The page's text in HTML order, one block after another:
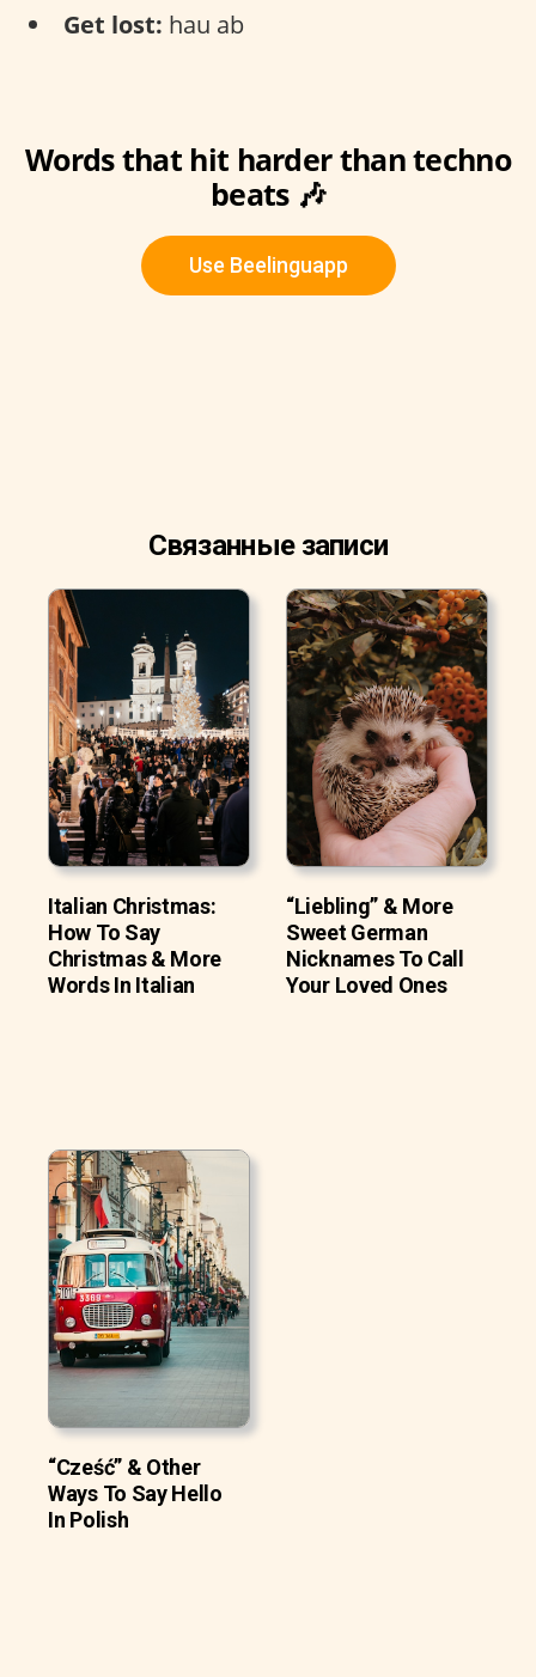
Get lost: hau ab
Words that hit harder than techno
beats 🎶
Use Beelinguapp
Связанные записи
Italian Christmas:
How To Say
Christmas & More
Words In Italian
“Liebling” & More
Sweet German
Nicknames To Call
Your Loved Ones
“Cześć” & Other
Ways To Say Hello
In Polish